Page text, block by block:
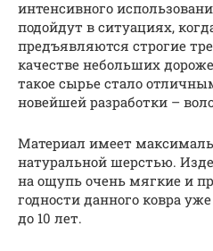
интенсивного
подойдут в ситуациях,
предъявляются строгие
качестве небольших
такое сырье стало
новейшей разработки –
Материал имеет
натуральной шерстью.
на ощупь очень мягкие и
годности данного ковра
до 10 лет.